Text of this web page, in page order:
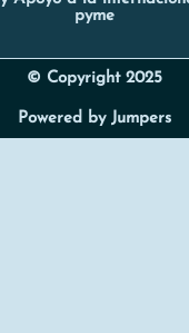
pyme
© Copyright 2025
Powered by Jumpers